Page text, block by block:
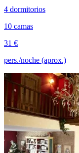
4 dormitorios
10 camas
31 €
pers./noche (aprox.)